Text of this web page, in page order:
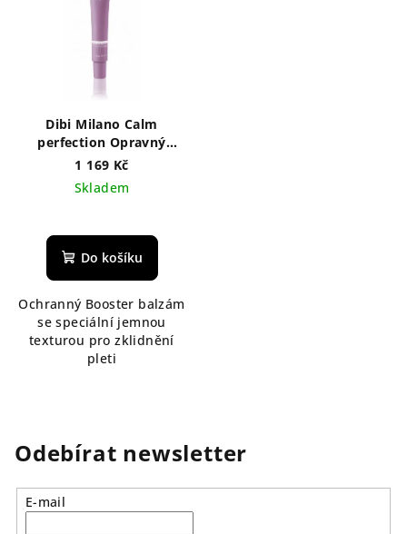
Dibi Milano Calm
perfection Opravný
booster balzám na
1 169 Kč
Skladem
Do košíku
Ochranný Booster balzám
se speciální jemnou
texturou pro zklidnění
pleti
Odebírat newsletter
E-mail